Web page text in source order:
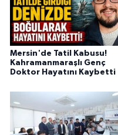
Mersin'de Tatil Kabusu!
Kahramanmaraşlı Genç
Doktor Hayatını Kaybetti